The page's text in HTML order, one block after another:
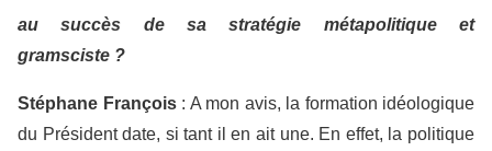
au succès de sa stratégie métapolitique et
gramsciste ?
Stéphane François: A mon avis, la formation idéologique
du Président date, si tant il en ait une. En effet, la politique